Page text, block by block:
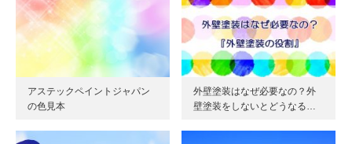
アステックペイントジャパン
の色見本
外壁塗装はなぜ必要なの？外
壁塗装をしないとどうなる…